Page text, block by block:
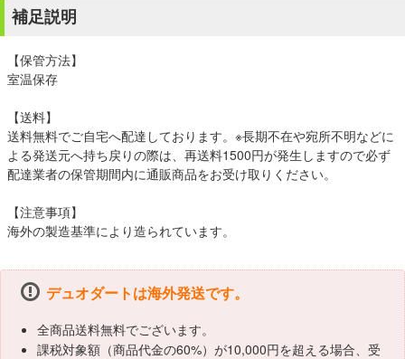
補足説明
【保管方法】
室温保存
【送料】
送料無料でご自宅へ配達しております。※長期不在や宛所不明などに
よる発送元へ持ち戻りの際は、再送料1500円が発生しますので必ず
配達業者の保管期間内に通販商品をお受け取りください。
【注意事項】
海外の製造基準により造られています。
デュオダートは海外発送です。
全商品送料無料でございます。
課税対象額（商品代金の60%）が10,000円を超える場合、受